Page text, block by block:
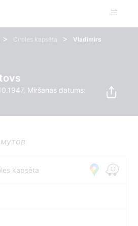
> Ciroles kapsēta >
Vladimirs
Miršanas datums:
kapsēta